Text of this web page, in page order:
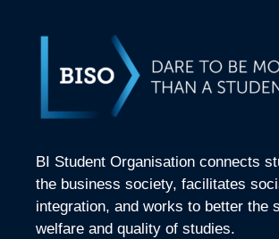
BI Student Organisation connects
the business society, facilitates
integration, and works to better the
welfare and quality of studies.